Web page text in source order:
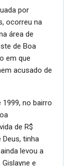
área de
de Boa
em que
acusado de
no bairro
de R$
tinha
levou a
e
tinha
do pai.